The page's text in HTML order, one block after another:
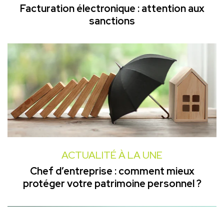
Facturation électronique : attention aux
sanctions
ACTUALITÉ À LA UNE
Chef d’entreprise : comment mieux
protéger votre patrimoine personnel ?